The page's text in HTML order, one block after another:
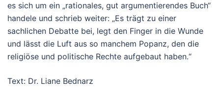
es sich um ein „rationales, gut argumentierendes Buch“
handele und schrieb weiter: „Es trägt zu einer
sachlichen Debatte bei, legt den Finger in die Wunde
und lässt die Luft aus so manchem Popanz, den die
religiöse und politische Rechte aufgebaut haben.“
Text: Dr. Liane Bednarz